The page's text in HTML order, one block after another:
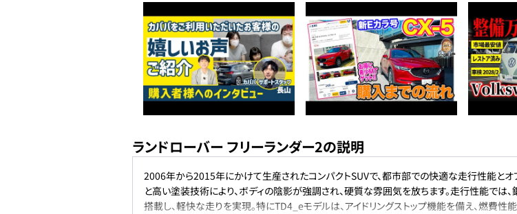
ランドローバー フリーランダー2の説明
2006年から2015年にかけて生産されたコンパクトSUVで、都市部での快適な走行性能と
と高い塗装技術により、ボディの陰影が強調され、硬質な雰囲気を放ちます。走行性能では
搭載し、軽快な走りを実現。特にTD4_eモデルは、アイドリングストップ機能を備え、燃費性